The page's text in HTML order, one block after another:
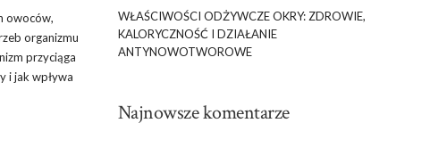
owoców,
organizmu
przyciąga
i jak wpływa
WŁAŚCIWOŚCI ODŻYWCZE OKRY: ZDROWIE,
KALORYCZNOŚĆ I DZIAŁANIE
ANTYNOWOTWOROWE
Najnowsze komentarze